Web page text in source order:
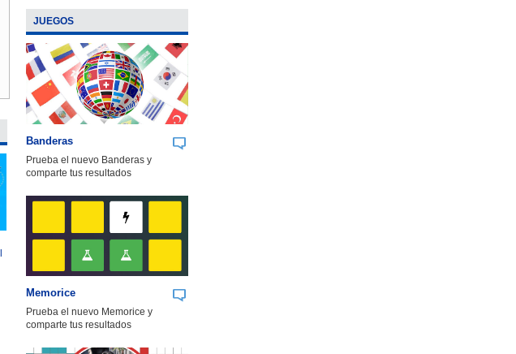
JUEGOS
Banderas
Prueba el nuevo Banderas y
comparte tus resultados
Memorice
Prueba el nuevo Memorice y
comparte tus resultados